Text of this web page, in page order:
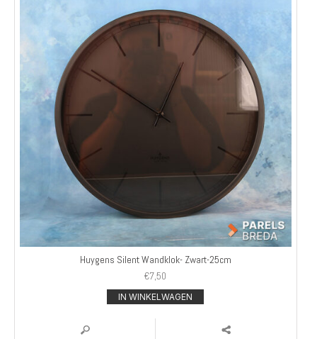
Huygens Silent Wandklok- Zwart-25cm
€7,50
IN WINKELWAGEN